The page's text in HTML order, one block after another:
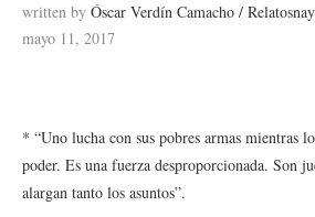
written by Óscar Verdín Camacho /
mayo 11, 2017
* “Uno lucha con sus pobres armas mientras
poder. Es una fuerza desproporcionada. Son
alargan tanto los asuntos”.